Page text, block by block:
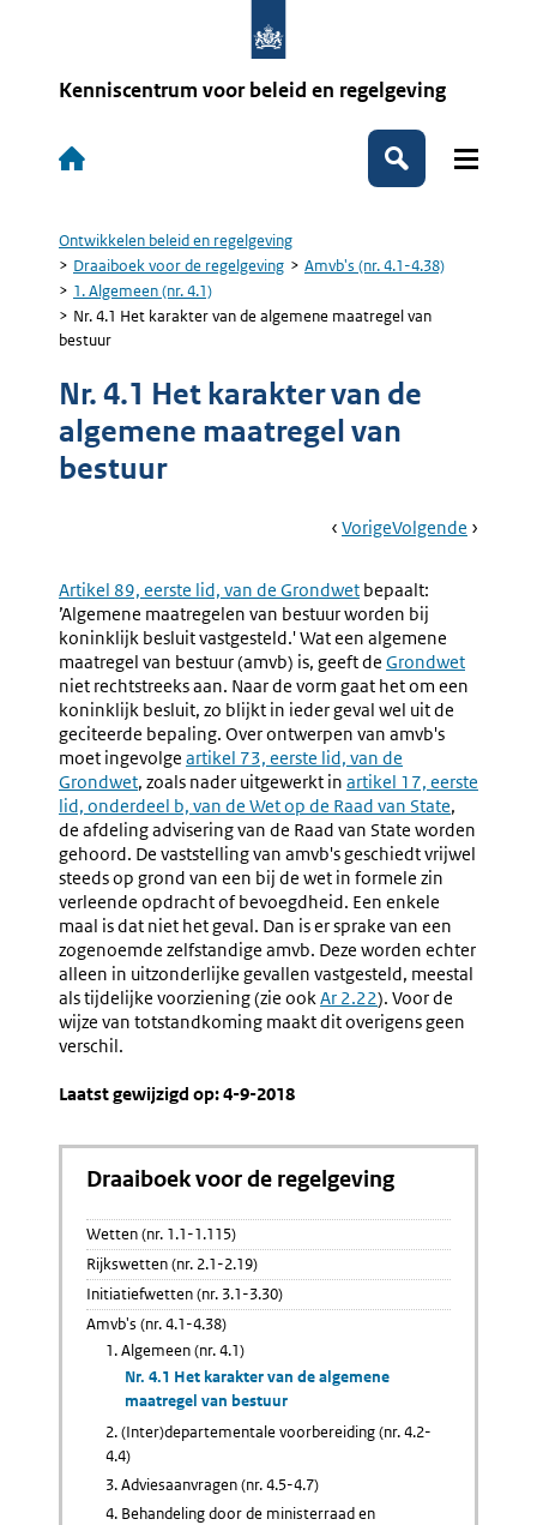
Kenniscentrum voor beleid en regelgeving
Hoofdnavigatie
Zoeken
Kruimelpad
Ontwikkelen beleid en regelgeving
Draaiboek voor de regelgeving
Amvb's (nr. 4.1-4.38)
1. Algemeen (nr. 4.1)
Nr. 4.1 Het karakter van de algemene maatregel van
bestuur
Nr. 4.1 Het karakter van de
algemene maatregel van
bestuur
Book
Ga
VorigePagina:
(nr.
4.1)
Ga
Volgende Pagina:
Externe
link:
Artikel 89, eerste lid, van de Grondwet bepaalt:
’Algemene maatregelen van bestuur worden bij
koninklijk besluit vastgesteld.' Wat een algemene
maatregel van bestuur (amvb) is, geeft de Externe
link:
Grondwet
niet rechtstreeks aan. Naar de vorm gaat het om een
koninklijk besluit, zo blijkt in ieder geval wel uit de
geciteerde bepaling. Over ontwerpen van amvb's
moet ingevolge Externe
link:
artikel 73, eerste lid, van de
Grondwet, zoals nader uitgewerkt in Externe
link:
artikel 17, eerste
lid, onderdeel b, van de Wet op de Raad van State,
de afdeling advisering van de Raad van State worden
gehoord. De vaststelling van amvb's geschiedt vrijwel
steeds op grond van een bij de wet in formele zin
verleende opdracht of bevoegdheid. Een enkele
maal is dat niet het geval. Dan is er sprake van een
zogenoemde zelfstandige amvb. Deze worden echter
alleen in uitzonderlijke gevallen vastgesteld, meestal
als tijdelijke voorziening (zie ookAr 2.22). Voor de
wijze van totstandkoming maakt dit overigens geen
verschil.
Laatst gewijzigd op: 4-9-2018
Draaiboek voor de regelgeving
Wetten (nr. 1.1-1.115)
Rijkswetten (nr. 2.1-2.19)
Initiatiefwetten (nr. 3.1-3.30)
Amvb's (nr. 4.1-4.38)
1. Algemeen (nr. 4.1)
Nr. 4.1 Het karakter van de algemene
maatregel van bestuur
2. (Inter)departementale voorbereiding (nr. 4.2-
4.4)
3. Adviesaanvragen (nr. 4.5-4.7)
4. Behandeling door de ministerraad en